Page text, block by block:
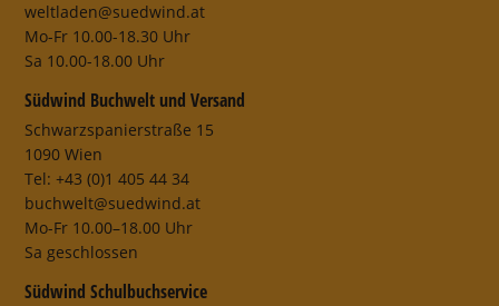
weltladen@suedwind.at
Mo-Fr 10.00-18.30 Uhr
Sa 10.00-18.00 Uhr
Südwind Buchwelt und Versand
Schwarzspanierstraße 15
1090 Wien
Tel: +43 (0)1 405 44 34
buchwelt@suedwind.at
Mo-Fr 10.00–18.00 Uhr
Sa geschlossen
Südwind Schulbuchservice